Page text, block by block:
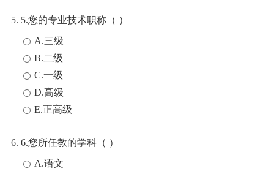
5. 5.您的专业技术职称（ ）
A.三级
B.二级
C.一级
D.高级
E.正高级
6. 6.您所任教的学科（ ）
A.语文